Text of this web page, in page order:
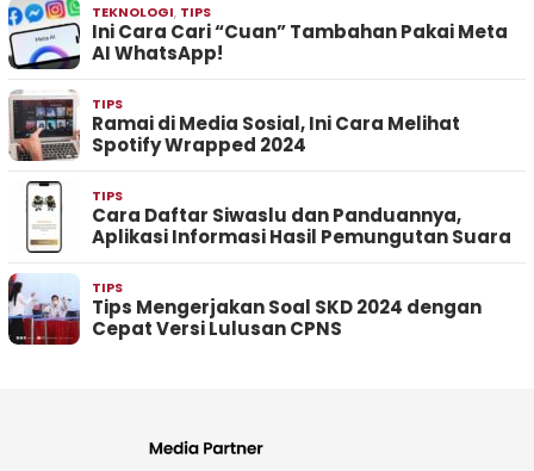
TEKNOLOGI, TIPS
Ini Cara Cari “Cuan” Tambahan Pakai Meta
AI WhatsApp!
TIPS
Ramai di Media Sosial, Ini Cara Melihat
Spotify Wrapped 2024
TIPS
Cara Daftar Siwaslu dan Panduannya,
Aplikasi Informasi Hasil Pemungutan Suara
TIPS
Tips Mengerjakan Soal SKD 2024 dengan
Cepat Versi Lulusan CPNS